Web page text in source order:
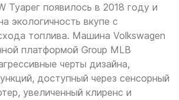
Туарег появилось в 2018 году и
экологичность вкупе с
топлива. Машина Volkswagen
платформой Group MLB
черты дизайна,
доступный через сенсорный
увеличенный клиренс и